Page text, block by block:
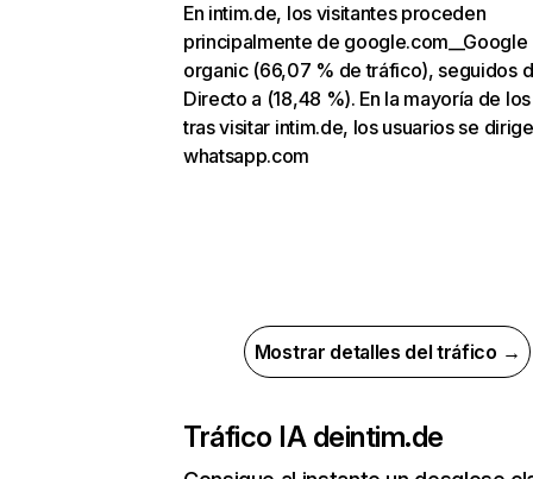
En intim.de, los visitantes proceden
principalmente de google.com__Google
organic (66,07 % de tráfico), seguidos
Directo a (18,48 %). En la mayoría de
tras visitar intim.de, los usuarios se
whatsapp.com
Mostrar detalles del tráfico →
Tráfico IA deintim.de